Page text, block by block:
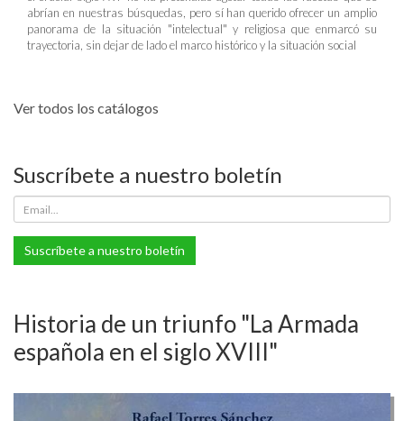
abrían en nuestras búsquedas, pero sí han querido ofrecer un amplio
panorama de la situación "intelectual" y religiosa que enmarcó su
trayectoria, sin dejar de lado el marco histórico y la situación social
Ver todos los catálogos
Suscríbete a nuestro boletín
Suscríbete a nuestro boletín
Historia de un triunfo "La Armada
española en el siglo XVIII"